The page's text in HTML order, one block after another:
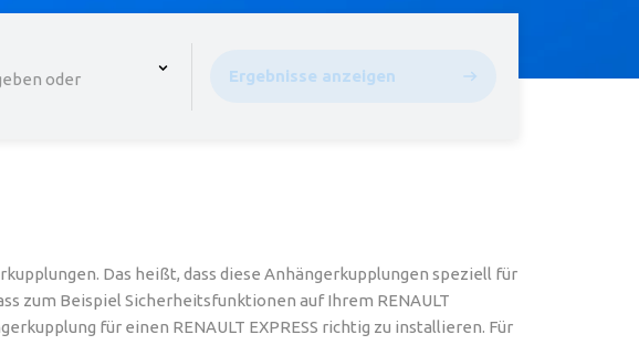
Down to open the menu,
oder
Ergebnisse anzeigen
Das heißt, dass diese Anhängerkupplungen speziell für
zum Beispiel Sicherheitsfunktionen auf Ihrem RENAULT
für einen RENAULT EXPRESS richtig zu installieren. Für